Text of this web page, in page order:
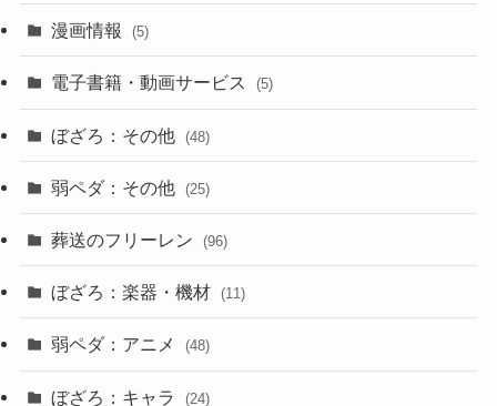
漫画情報 (5)
電子書籍・動画サービス (5)
ぼざろ：その他 (48)
弱ペダ：その他 (25)
葬送のフリーレン (96)
ぼざろ：楽器・機材 (11)
弱ペダ：アニメ (48)
ぼざろ：キャラ (24)